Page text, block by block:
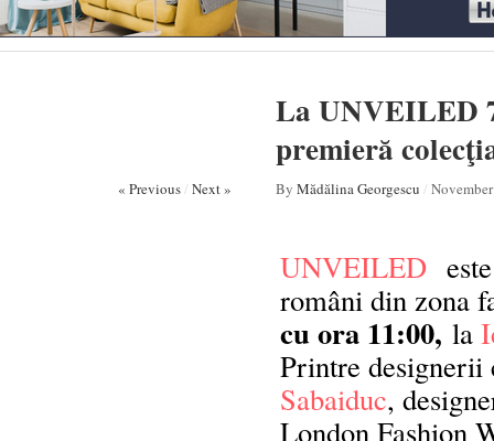
La UNVEILED
premieră
« Previous/ Next » By Mădălina Georgescu /
UNVEILED
români din zona
cu ora 11:00, la
Printre
Sabaiduc,
London Fashion